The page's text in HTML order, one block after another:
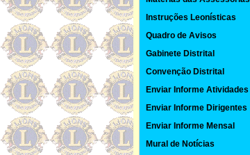
Instruções Leonísticas
Quadro de Avisos
Gabinete Distrital
Convenção Distrital
Enviar Informe Atividades
Enviar Informe Dirigentes
Enviar Informe Mensal
Mural de Notícias